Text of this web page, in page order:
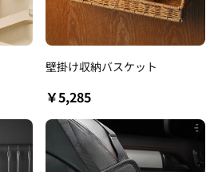
壁掛け収納バスケット
￥5,285